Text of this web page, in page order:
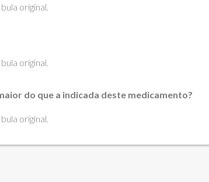
original.
original.
do que a indicada deste medicamento?
original.